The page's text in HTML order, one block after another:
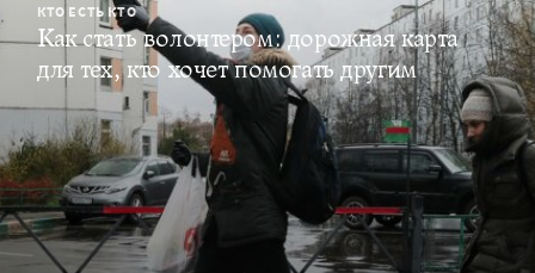
КТО ЕСТЬ КТО
Как стать волонтером: дорожная карта
для тех, кто хочет помогать другим